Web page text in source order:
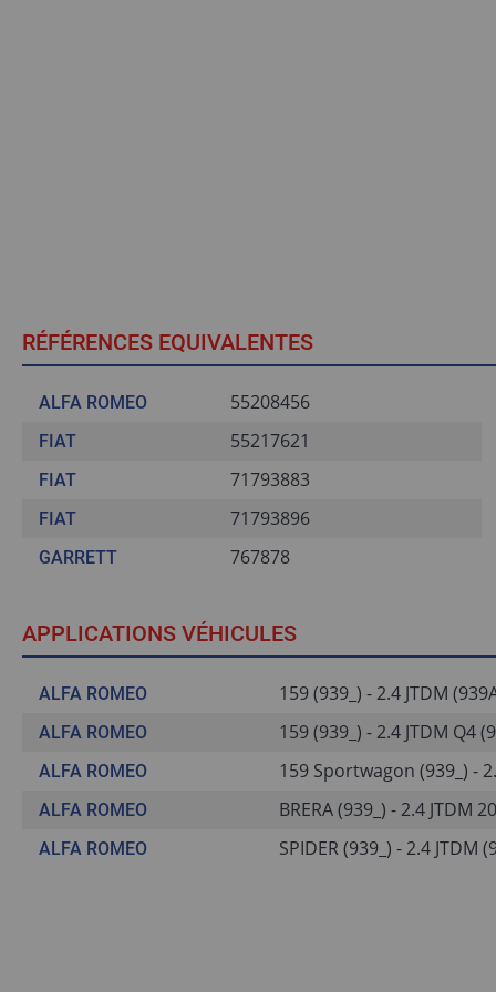
RÉFÉRENCES EQUIVALENTES
ALFA ROMEO 55208456
FIAT 55217621
FIAT 71793883
FIAT 71793896
GARRETT 767878
APPLICATIONS VÉHICULES
ALFA ROMEO 159 (939_) - 2.4 JTDM
ALFA ROMEO 159 (939_) - 2.4 JTDM Q4
ALFA ROMEO 159 Sportwagon (939_) -
ALFA ROMEO BRERA (939_) - 2.4 JTDM
ALFA ROMEO SPIDER (939_) - 2.4